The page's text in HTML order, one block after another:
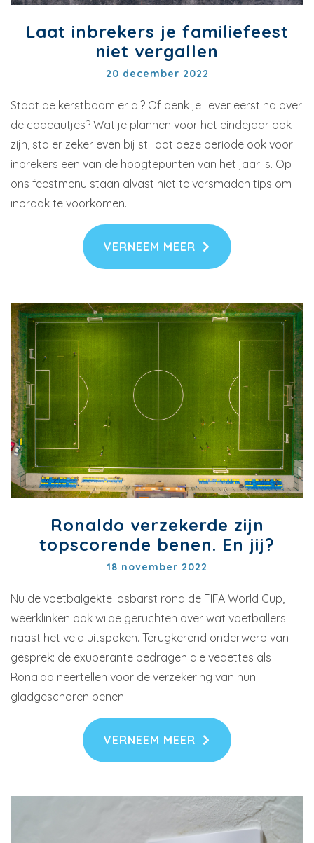
Laat inbrekers je familiefeest
niet vergallen
20 december 2022
Staat de kerstboom er al? Of denk je liever eerst na over
de cadeautjes? Wat je plannen voor het eindejaar ook
zijn, sta er zeker even bij stil dat deze periode ook voor
inbrekers een van de hoogtepunten van het jaar is. Op
ons feestmenu staan alvast niet te versmaden tips om
inbraak te voorkomen.
VERNEEM MEER
Ronaldo verzekerde zijn
topscorende benen. En jij?
18 november 2022
Nu de voetbalgekte losbarst rond de FIFA World Cup,
weerklinken ook wilde geruchten over wat voetballers
naast het veld uitspoken. Terugkerend onderwerp van
gesprek: de exuberante bedragen die vedettes als
Ronaldo neertellen voor de verzekering van hun
gladgeschoren benen.
VERNEEM MEER